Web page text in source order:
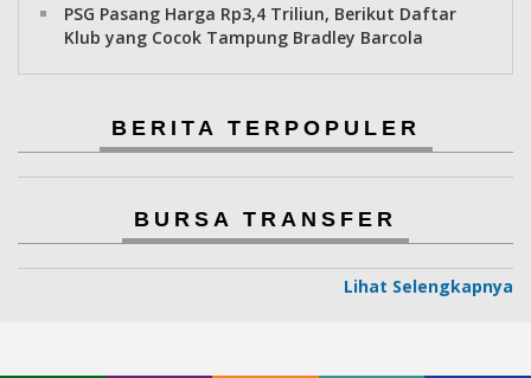
PSG Pasang Harga Rp3,4 Triliun, Berikut Daftar
Klub yang Cocok Tampung Bradley Barcola
BERITA TERPOPULER
BURSA TRANSFER
Lihat Selengkapnya